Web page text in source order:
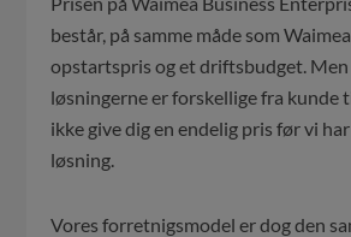
består, på samme måde som
opstartspris og et driftsbudget.
løsningerne er forskellige fra kunde
ikke give dig en endelig pris før vi
løsning.
Vores forretnigsmodel er dog den